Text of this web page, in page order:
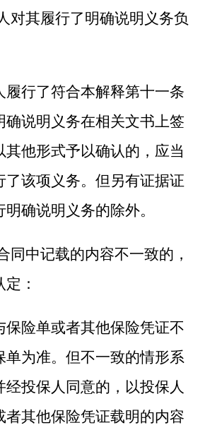
对其履行了明确说明义务负
履行了符合本解释第十一条
确说明义务在相关文书上签
其他形式予以确认的，应当
了该项义务。但另有证据证
确说明义务的除外。
同中记载的内容不一致的，
：
保险单或者其他保险凭证不
单为准。但不一致的情形系
经投保人同意的，以投保人
者其他保险凭证载明的内容